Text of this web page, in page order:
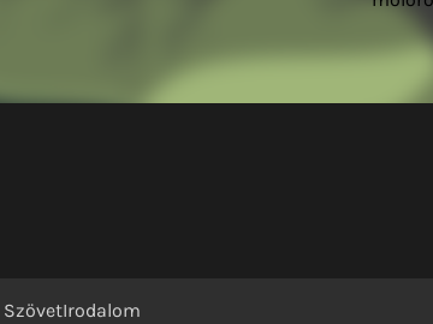
SzövetIrodalom